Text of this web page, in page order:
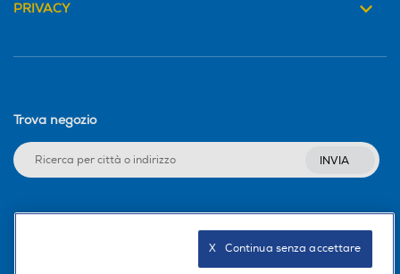
PRIVACY
Trova negozio
INVIA
X   Continua senza accettare